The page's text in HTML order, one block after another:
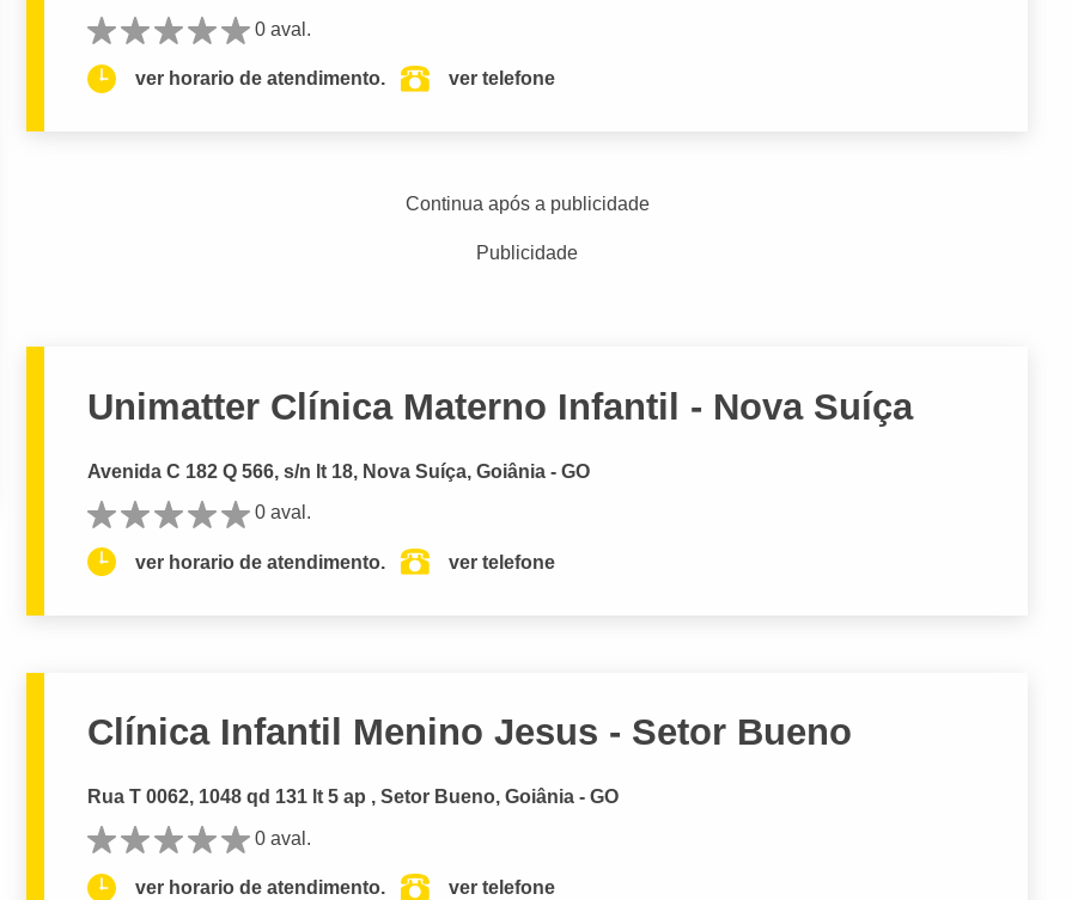
0 aval.
ver horario de atendimento. ver telefone
Continua após a publicidade
Publicidade
Unimatter Clínica Materno Infantil - Nova Suíça
Avenida C 182 Q 566, s/n lt 18, Nova Suíça, Goiânia - GO
0 aval.
ver horario de atendimento. ver telefone
Clínica Infantil Menino Jesus - Setor Bueno
Rua T 0062, 1048 qd 131 lt 5 ap , Setor Bueno, Goiânia - GO
0 aval.
ver horario de atendimento. ver telefone